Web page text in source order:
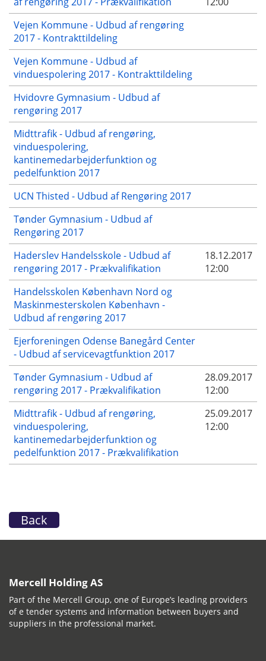
Vejen Kommune - Udbud af rengøring
2017 - Kontrakttildeling
Vejen Kommune - Udbud af
vinduespolering 2017 - Kontrakttildeling
Hvidovre Gymnasium - Udbud af
rengøring 2017
Midttrafik - Udbud af rengøring,
vinduespolering,
kantinemedarbejderfunktion og
pedelfunktion 2017
UCN Thisted - Udbud af Rengøring 2017
Tønder Gymnasium - Udbud af
Rengøring 2017
Haderslev Handelsskole - Udbud af
rengøring 2017 - Prækvalifikation
18.12.2017
12:00
Handelsskolen København Nord og
Maskinmesterskolen København -
Udbud af rengøring 2017
Ejerforeningen Odense Banegård Center
- Udbud af servicevagtfunktion 2017
Tønder Gymnasium - Udbud af
rengøring 2017 - Prækvalifikation
28.09.2017
12:00
Midttrafik - Udbud af rengøring,
vinduespolering,
kantinemedarbejderfunktion og
pedelfunktion 2017 - Prækvalifikation
25.09.2017
12:00
Back
Mercell Holding AS
Part of the Mercell Group, one of Europe’s leading providers
of e tender systems and information between buyers and
suppliers in the professional market.